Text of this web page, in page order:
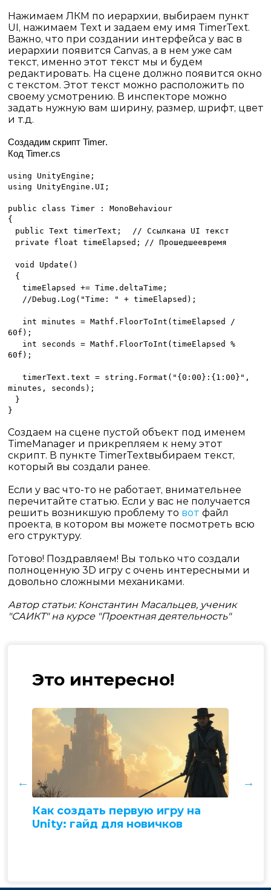
Нажимаем ЛКМ по иерархии, выбираем пункт
UI , нажимаем Textи задаем ему имя TimerText.
Важно, что при создании интерфейса у вас в
иерархии появится Canvas, а в нем уже сам
текст, именно этот текст мы и будем
редактировать. На сцене должно появится окно
с текстом. Этот текст можно расположить по
своему усмотрению. В инспекторе можно
задать нужную вам ширину, размер, шрифт, цвет
и т.д.
Создадим скрипт Timer.
Код Timer.cs
using UnityEngine;
using UnityEngine.UI;
public class Timer : MonoBehaviour
{
public Text timerText;
// Ссылкана UI текст
private float timeElapsed;
// Прошедшеевремя
void Update()
{
timeElapsed += Time.deltaTime;
//Debug.Log("Time: " + timeElapsed);
int minutes = Mathf.FloorToInt(timeElapsed /
60f);
int seconds = Mathf.FloorToInt(timeElapsed %
60f);
timerText.text = string.Format("{0:00}:{1:00}",
minutes, seconds);
}
}
Создаем на сцене пустой объект под именем
TimeManager и прикрепляем к нему этот
скрипт. В пункте TimerTextвыбираем текст,
который вы создали ранее.
Если у вас что-то не работает, внимательнее
перечитайте статью. Если у вас не получается
решить возникшую проблему то вот файл
проекта, в котором вы можете посмотреть всю
его структуру.
Готово! Поздравляем! Вы только что создали
полноценную 3 D игру с очень интересными и
довольно сложными механиками.
Автор статьи: Константин Масальцев, ученик
"САИКТ" на курсе "Проектная деятельность"
Это интересно!
Как создать первую игру на
Unity: гайд для новичков